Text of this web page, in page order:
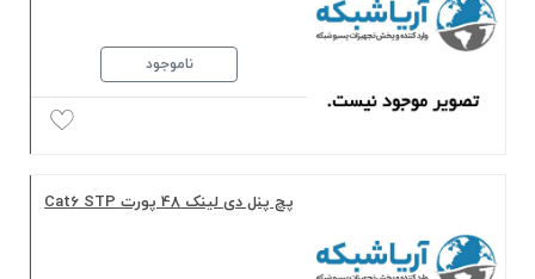
ناموجود
پچ پنل دی لینک 48 پورت Cat6 STP